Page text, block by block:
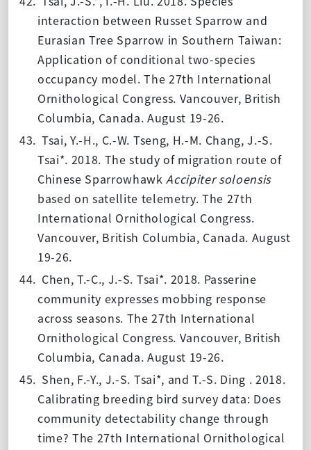
interaction between Russet Sparrow and
Eurasian Tree Sparrow in Southern Taiwan:
Application of conditional two-species
occupancy model. The 27th International
Ornithological Congress. Vancouver, British
Columbia, Canada. August 19-26.
43. Tsai, Y.-H., C.-W. Tseng, H.-M. Chang, J.-S.
Tsai*. 2018. The study of migration route of
Chinese SparrowhawkAccipiter soloensis
based on satellite telemetry. The 27th
International Ornithological Congress.
Vancouver, British Columbia, Canada. August
19-26.
44. Chen, T.-C., J.-S. Tsai*. 2018. Passerine
community expresses mobbing response
across seasons. The 27th International
Ornithological Congress. Vancouver, British
Columbia, Canada. August 19-26.
45. Shen, F.-Y., J.-S. Tsai*, and T.-S. Ding . 2018.
Calibrating breeding bird survey data: Does
community detectability change through
time? The 27th International Ornithological